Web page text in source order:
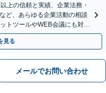
上の信頼と実績、企業法務・
ど、あらゆる企業活動の相談
トツールやWEB会議にも対
見る
メールでお問い合わせ